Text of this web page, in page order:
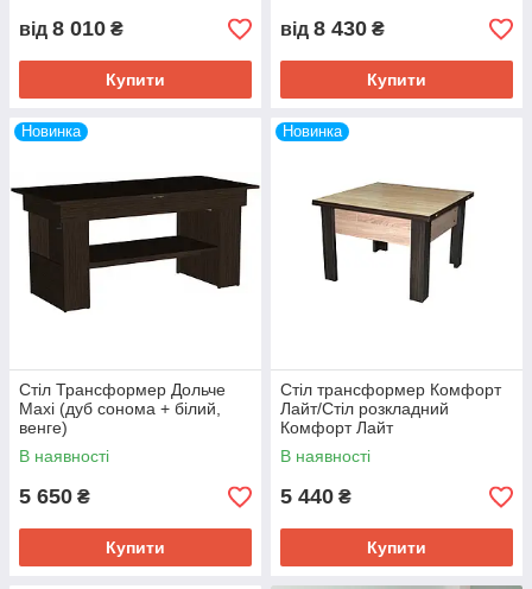
від 8 010 ₴
Купити
від 8 430 ₴
Купити
Новинка
Стіл Трансформер Дольче
Maxi (дуб сонома + білий,
венге)
В наявності
5 650 ₴
Купити
Новинка
Стіл трансформер Комфорт
Лайт/Стіл розкладний
Комфорт Лайт
В наявності
5 440 ₴
Купити